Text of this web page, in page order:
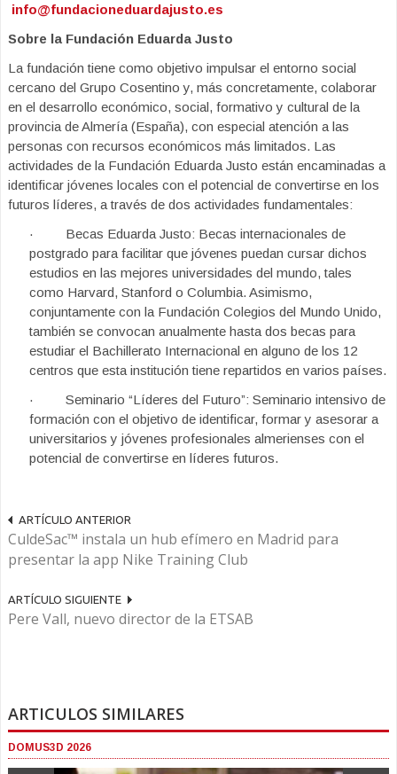
info@fundacioneduardajusto.es
Sobre la Fundación Eduarda Justo
La fundación tiene como objetivo impulsar el entorno social
cercano del Grupo Cosentino y, más concretamente, colaborar
en el desarrollo económico, social, formativo y cultural de la
provincia de Almería (España), con especial atención a las
personas con recursos económicos más limitados. Las
actividades de la Fundación Eduarda Justo están encaminadas a
identificar jóvenes locales con el potencial de convertirse en los
futuros líderes, a través de dos actividades fundamentales:
· Becas Eduarda Justo: Becas internacionales de
postgrado para facilitar que jóvenes puedan cursar dichos
estudios en las mejores universidades del mundo, tales
como Harvard, Stanford o Columbia. Asimismo,
conjuntamente con la Fundación Colegios del Mundo Unido,
también se convocan anualmente hasta dos becas para
estudiar el Bachillerato Internacional en alguno de los 12
centros que esta institución tiene repartidos en varios países.
· Seminario “Líderes del Futuro”: Seminario intensivo de
formación con el objetivo de identificar, formar y asesorar a
universitarios y jóvenes profesionales almerienses con el
potencial de convertirse en líderes futuros.
ARTÍCULO ANTERIOR
CuldeSac™ instala un hub efímero en Madrid para
presentar la app Nike Training Club
ARTÍCULO SIGUIENTE
Pere Vall, nuevo director de la ETSAB
ARTICULOS SIMILARES
DOMUS3D 2026